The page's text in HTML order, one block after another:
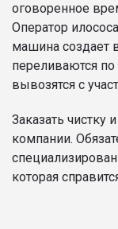
оговоренное
Оператор
машина создает
переливаются по
вывозятся с
Заказать чистку
компании.
которая